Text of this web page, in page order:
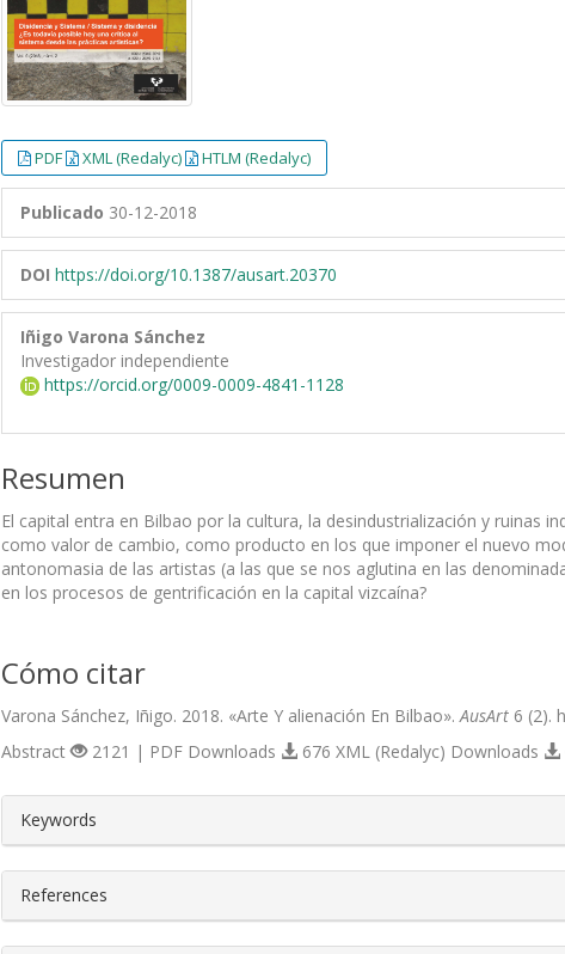
PDF XML (Redalyc) HTLM (Redalyc)
Publicado 30-12-2018
DOI https://doi.org/10.1387/ausart.20370
Iñigo Varona Sánchez
Investigador independiente
https://orcid.org/0009-0009-4841-1128
Resumen
El capital entra en Bilbao por la cultura, la desindustrialización y ruinas
como valor de cambio, como producto en los que imponer el nuevo
antonomasia de las artistas (a las que se nos aglutina en las
en los procesos de gentrificación en la capital vizcaína?
Cómo citar
Varona Sánchez, Iñigo. 2018. «Arte Y alienación En Bilbao». AusArt 6 (2).
Abstract 2121 | PDF Downloads 676 XML (Redalyc) Downloads
Keywords
References